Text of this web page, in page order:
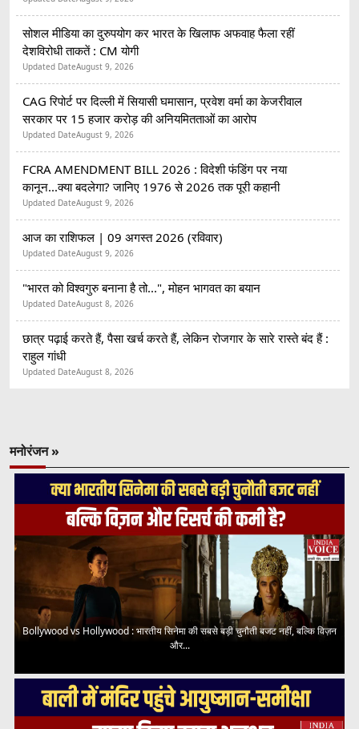
सोशल मीडिया का दुरुपयोग कर भारत के खिलाफ अफवाह फैला रहीं
देशविरोधी ताकतें : CM योगी
Updated DateAugust 9, 2026
CAG रिपोर्ट पर दिल्ली में सियासी घमासान, प्रवेश वर्मा का केजरीवाल
सरकार पर 15 हजार करोड़ की अनियमितताओं का आरोप
Updated DateAugust 9, 2026
FCRA AMENDMENT BILL 2026 : विदेशी फंडिंग पर नया
कानून...क्या बदलेगा? जानिए 1976 से 2026 तक पूरी कहानी
Updated DateAugust 9, 2026
आज का राशिफल | 09 अगस्त 2026 (रविवार)
Updated DateAugust 9, 2026
"भारत को विश्वगुरु बनाना है तो...", मोहन भागवत का बयान
Updated DateAugust 8, 2026
छात्र पढ़ाई करते हैं, पैसा खर्च करते हैं, लेकिन रोजगार के सारे रास्ते बंद हैं :
राहुल गांधी
Updated DateAugust 8, 2026
मनोरंजन »
Bollywood vs Hollywood : भारतीय सिनेमा की सबसे बड़ी चुनौती बजट नहीं, बल्कि विज़न
और...